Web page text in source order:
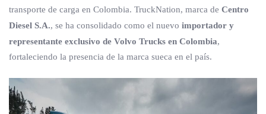
transporte de carga en Colombia. TruckNation, marca de Centro
Diesel S.A., se ha consolidado como el nuevo importador y
representante exclusivo de Volvo Trucks en Colombia,
fortaleciendo la presencia de la marca sueca en el país.